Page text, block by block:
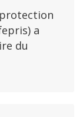
a
du